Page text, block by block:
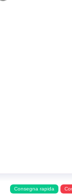
Consegna rapida